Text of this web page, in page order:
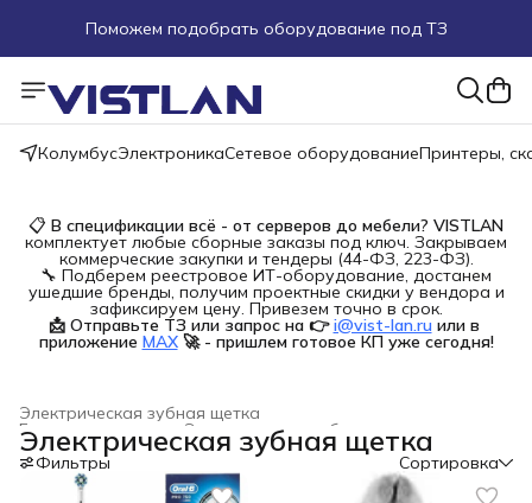
Поможем подобрать оборудование под ТЗ
Пуско-наладочные работы
Пришлите запрос на e-mail или в чат
КолумбусЭлектроникаСетевое оборудованиеПринтеры,
📋 В спецификации всё - от серверов до мебели? VISTLAN
комплектует любые сборные заказы под ключ. Закрываем
коммерческие закупки и тендеры (44-ФЗ, 223-ФЗ).
🔧 Подберем реестровое ИТ-оборудование, достанем
ушедшие бренды, получим проектные скидки у вендора и
зафиксируем цену. Привезем точно в срок.
📩 Отправьте ТЗ или запрос на 👉 i@vist-lan.ru или в
приложение MAX 🚀 - пришлем готовое КП уже сегодня!
Электрическая зубная щетка
Электрические зубные щетки
Бытовая техника
Главная ›
Электрическая зубная щетка
Фильтры Сортировка